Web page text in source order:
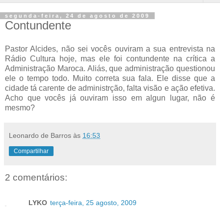
segunda-feira, 24 de agosto de 2009
Contundente
Pastor Alcides, não sei vocês ouviram a sua entrevista na
Rádio Cultura hoje, mas ele foi contundente na crítica a
Administração Maroca. Aliás, que administração questionou
ele o tempo todo. Muito correta sua fala. Ele disse que a
cidade tá carente de administrção, falta visão e ação efetiva.
Acho que vocês já ouviram isso em algun lugar, não é
mesmo?
Leonardo de Barros às 16:53
Compartilhar
2 comentários:
LYKO terça-feira, 25 agosto, 2009